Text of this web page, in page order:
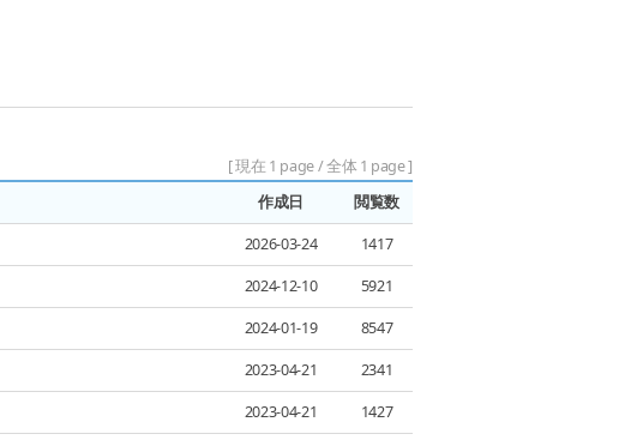
[ 現在 1 page / 全体 1 page ]
作成日 閲覧数
2026-03-24 1417
2024-12-10 5921
2024-01-19 8547
2023-04-21 2341
2023-04-21 1427